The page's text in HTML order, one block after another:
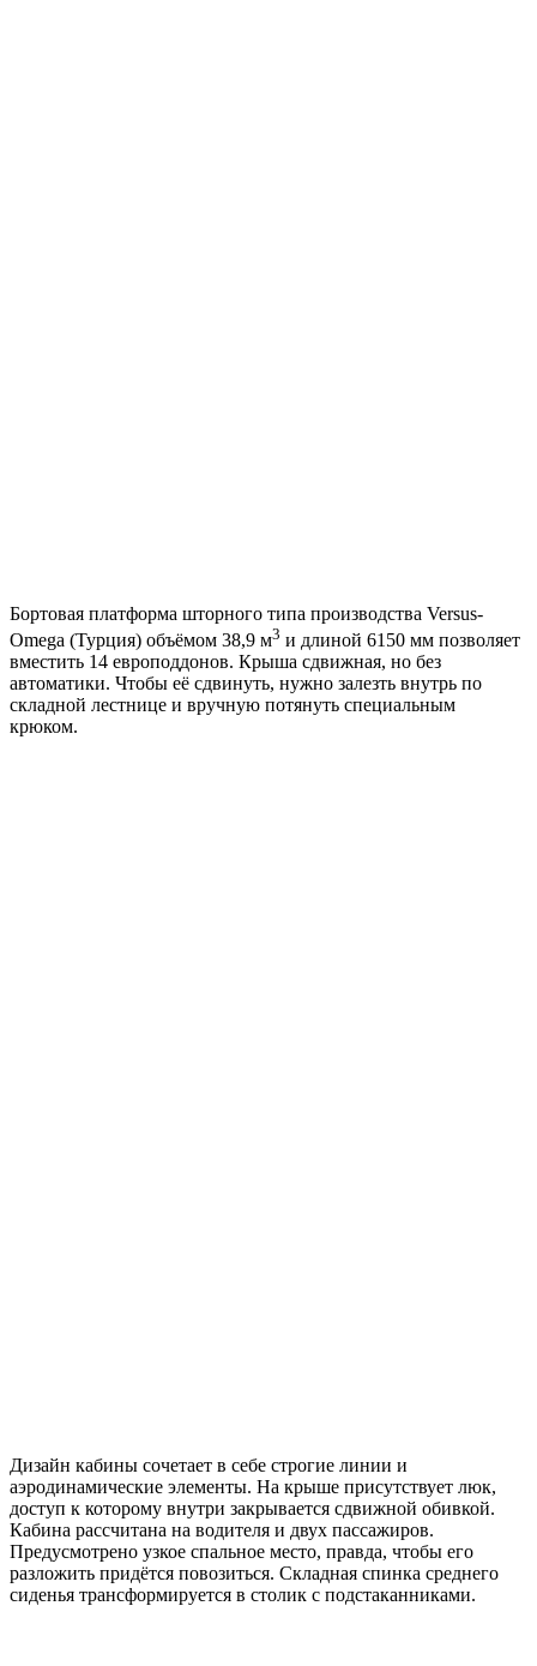
Бортовая платформа шторного типа производства Versus-
Omega (Турция) объёмом 38,9 м3 и длиной 6150 мм позволяет
вместить 14 европоддонов. Крыша сдвижная, но без
автоматики. Чтобы её сдвинуть, нужно залезть внутрь по
складной лестнице и вручную потянуть специальным
крюком.
Дизайн кабины сочетает в себе строгие линии и
аэродинамические элементы. На крыше присутствует люк,
доступ к которому внутри закрывается сдвижной обивкой.
Кабина рассчитана на водителя и двух пассажиров.
Предусмотрено узкое спальное место, правда, чтобы его
разложить придётся повозиться. Складная спинка среднего
сиденья трансформируется в столик с подстаканниками.